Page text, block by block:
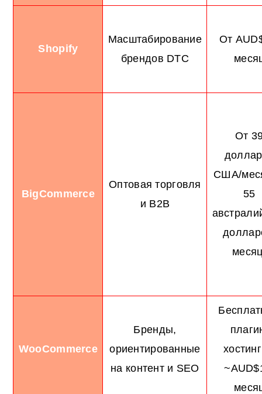
Shopify
Масштабирование
брендов DTC
От
BigCommerce
Оптовая торговля
и B2B
От
США/
55
WooCommerce
Бренды,
ориентированные
на контент и SEO